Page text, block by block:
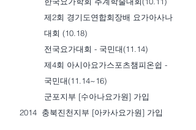
제2회 경기도연합회장배 요가아사나
대회 (10.18)
전국요가대회 - 국민대(11.14)
제4회 아시아요가스포츠챔피온쉽 -
국민대(11.14~16)
군포지부 [수아나요가원] 가입
2014 충북진천지부 [아카사요가원] 가입